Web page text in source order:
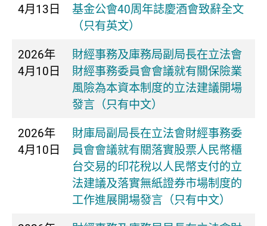
4月13日
基金公會40周年誌慶酒會致辭全文
（只有英文）
2026年
4月10日
財經事務及庫務局副局長在立法會
財經事務委員會會議就有關保險業
風險為本資本制度的立法建議開場
發言（只有中文）
2026年
4月10日
​財庫局副局長在立法會財經事務委
員會會議就有關落實股票人民幣櫃
台交易的印花稅以人民幣支付的立
法建議及落實無紙證券市場制度的
工作進展開場發言（只有中文）